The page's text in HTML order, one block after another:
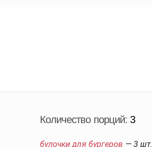
Количество порций:3
булочки для бургеров — 3 шт.